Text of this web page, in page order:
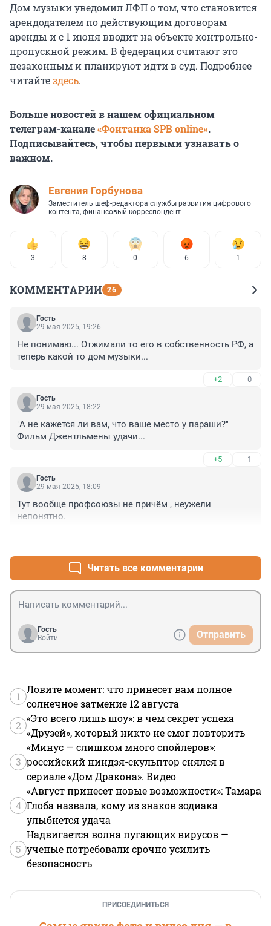
Дом музыки уведомил ЛФП о том, что становится
арендодателем по действующим договорам
аренды и с 1 июня вводит на объекте контрольно-
пропускной режим. В федерации считают это
незаконным и планируют идти в суд. Подробнее
читайтездесь.
Больше новостей в нашем официальном
телеграм-канале«Фонтанка SPB online».
Подписывайтесь, чтобы первыми узнавать о
важном.
Евгения Горбунова
Заместитель шеф-редактора службы развития цифрового
контента, финансовый корреспондент
3 8 0 6 1
КОММЕНТАРИИ 26
Гость
29 мая 2025, 19:26
Не понимаю... Отжимали то его в собственность РФ, а
теперь какой то дом музыки...
+2 –0
Гость
29 мая 2025, 18:22
"А не кажется ли вам, что ваше место у параши?"
Фильм Джентльмены удачи...
+5 –1
Гость
29 мая 2025, 18:09
Тут вообще профсоюзы не причём , неужели
непонятно.
Читать все комментарии
Гость
Войти
Отправить
1
Ловите момент: что принесет вам полное
солнечное затмение 12 августа
2
«Это всего лишь шоу»: в чем секрет успеха
«Друзей», который никто не смог повторить
3
«Минус — слишком много спойлеров»:
российский ниндзя-скульптор снялся в
сериале «Дом Дракона». Видео
4
«Август принесет новые возможности»: Тамара
Глоба назвала, кому из знаков зодиака
улыбнется удача
5
Надвигается волна пугающих вирусов —
ученые потребовали срочно усилить
безопасность
ПРИСОЕДИНИТЬСЯ